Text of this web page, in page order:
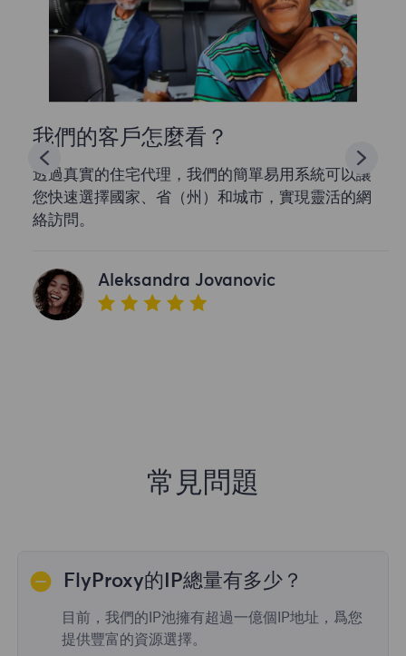
我們的客戶怎麼看？
透過真實的住宅代理，我們的簡單易用系統可以讓
您快速選擇國家、省（州）和城市，實現靈活的網
絡訪問。
Aleksandra Jovanovic
常見問題
FlyProxy的IP總量有多少？
目前，我們的IP池擁有超過一億個IP地址，爲您
提供豐富的資源選擇。